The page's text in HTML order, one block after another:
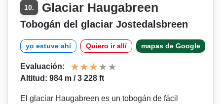
10. Glaciar Haugabreen
Tobogán del glaciar Jostedalsbreen
yo estuve ahí Quiero ir allí mapas de Google
Evaluación:
Altitud: 984 m / 3 228 ft
El glaciar Haugabreen es un tobogán de fácil